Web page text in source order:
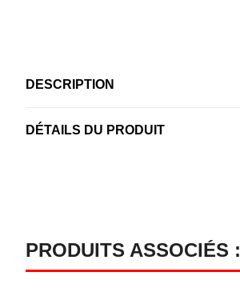
DESCRIPTION
DÉTAILS DU PRODUIT
PRODUITS ASSOCIÉS :